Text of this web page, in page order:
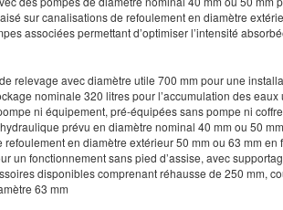
sur canalisations de refoulement en diamètre
associées permettant d’optimiser l’intensité
relevage avec diamètre utile 700 mm pour une
nominale 320 litres pour l’accumulation des
ni équipement, pré-équipées sans pompe ni
prévu en diamètre nominal 40 mm ou 50
refoulement en diamètre extérieur 50 mm ou 63 mm
un fonctionnement sans pied d’assise, avec
disponibles comprenant réhausse de 250 mm,
63 mm